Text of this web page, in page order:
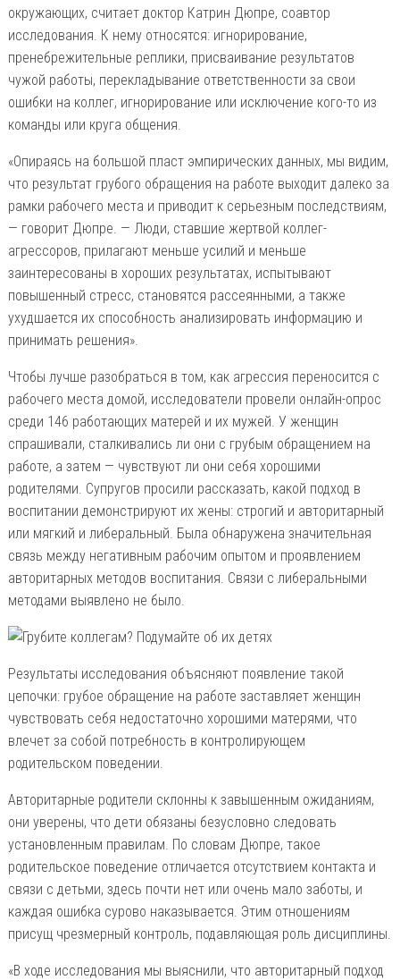
окружающих, считает доктор Катрин Дюпре, соавтор
исследования. К нему относятся: игнорирование,
пренебрежительные реплики, присваивание результатов
чужой работы, перекладывание ответственности за свои
ошибки на коллег, игнорирование или исключение кого-то из
команды или круга общения.
«Опираясь на большой пласт эмпирических данных, мы видим,
что результат грубого обращения на работе выходит далеко за
рамки рабочего места и приводит к серьезным последствиям,
— говорит Дюпре. — Люди, ставшие жертвой коллег-
агрессоров, прилагают меньше усилий и меньше
заинтересованы в хороших результатах, испытывают
повышенный стресс, становятся рассеянными, а также
ухудшается их способность анализировать информацию и
принимать решения».
Чтобы лучше разобраться в том, как агрессия переносится с
рабочего места домой, исследователи провели онлайн-опрос
среди 146 работающих матерей и их мужей. У женщин
спрашивали, сталкивались ли они с грубым обращением на
работе, а затем — чувствуют ли они себя хорошими
родителями. Супругов просили рассказать, какой подход в
воспитании демонстрируют их жены: строгий и авторитарный
или мягкий и либеральный. Была обнаружена значительная
связь между негативным рабочим опытом и проявлением
авторитарных методов воспитания. Связи с либеральными
методами выявлено не было.
Результаты исследования объясняют появление такой
цепочки: грубое обращение на работе заставляет женщин
чувствовать себя недостаточно хорошими матерями, что
влечет за собой потребность в контролирующем
родительском поведении.
Авторитарные родители склонны к завышенным ожиданиям,
они уверены, что дети обязаны безусловно следовать
установленным правилам. По словам Дюпре, такое
родительское поведение отличается отсутствием контакта и
связи с детьми, здесь почти нет или очень мало заботы, и
каждая ошибка сурово наказывается. Этим отношениям
присущ чрезмерный контроль, подавляющая роль дисциплины.
«В ходе исследования мы выяснили, что авторитарный подход